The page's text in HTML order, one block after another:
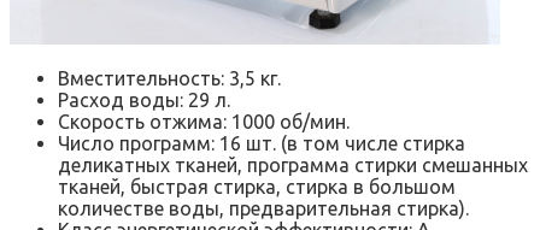
Вместительность: 3,5 кг.
Расход воды: 29 л.
Скорость отжима: 1000 об/мин.
Число программ: 16 шт. (в том числе стирка
деликатных тканей, программа стирки смешанных
тканей, быстрая стирка, стирка в большом
количестве воды, предварительная стирка).